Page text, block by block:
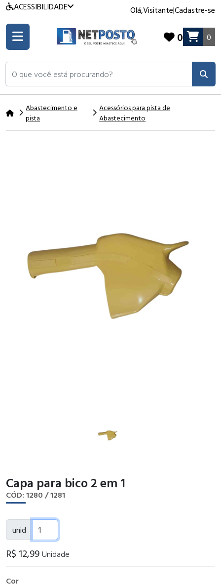
ACESSIBILIDADE Olá,Visitante|Cadastre-se
O que você está procurando?
0 0
Abastecimento e
pista
Acessórios para pista de
Abastecimento
Capa para bico 2 em 1
CÓD: 1280 / 1281
unid
R$ 12,99 Unidade
Cor